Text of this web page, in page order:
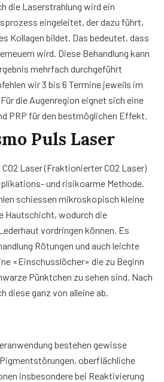
die Laserstrahlung wird ein
eingeleitet, der dazu führt,
Kollagen bildet. Das bedeutet, dass
wird. Diese Behandlung kann
mehrfach durchgeführt
wir 3 bis 6 Termine jeweils im
die Augenregion eignet sich eine
PRP für den bestmöglichen Effekt.
Puls Laser
Laser (Fraktionierter CO2 Laser)
und risikoarme Methode.
schiessen mikroskopisch kleine
Hautschicht, wodurch die
vordringen können. Es
Rötungen und auch leichte
«Einschusslöcher» die zu Beginn
Pünktchen zu sehen sind. Nach
diese ganz von alleine ab.
bestehen gewisse
oberflächliche
insbesondere bei Reaktivierung